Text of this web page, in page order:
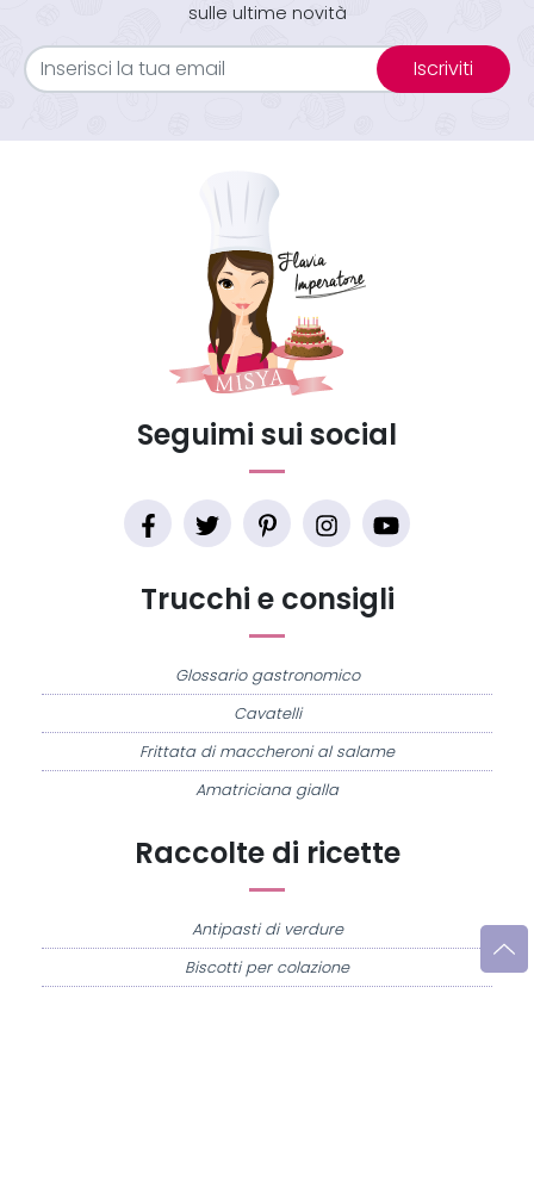
sulle ultime novità
Iscriviti
Raccolte di ricette
Antipasti di verdure
Biscotti per colazione
Trucchi e consigli
Glossario gastronomico
Cavatelli
Frittata di maccheroni al salame
Amatriciana gialla
Seguimi sui social